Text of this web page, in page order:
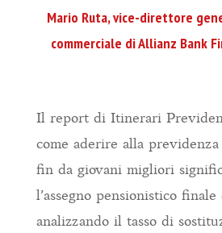
Mario Ruta, vice-direttore
commerciale di Allianz Bank
Il report di Itinerari
come aderire alla
fin da giovani migliori
l’assegno pensionistico
analizzando il tasso di